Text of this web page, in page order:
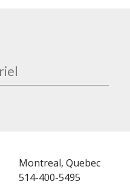
Montreal, Quebec
514-400-5495